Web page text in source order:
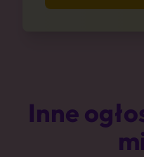
Inne